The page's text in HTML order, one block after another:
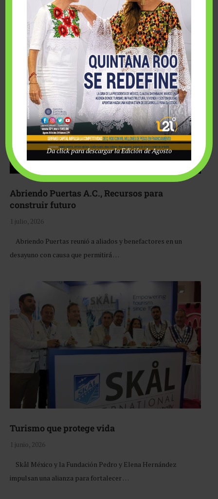
Fairmont Mayakoba y Make-A-Wish México unieron
esfuerzos para hacer realidad el deseo de una …
Abriendo Puertas A.C., Recursos para
construir futuro
1 julio, 2026
Abriendo Puertas reunió a aliados y benefactores en un
desayuno con causa que permitirá …
Turismo que protege vida
1 junio, 2026
Skål México y la Fundación Pedro y Elena Hernández
impulsan una alianza para fortalecer …
Da click para descargar la Edición de Agosto